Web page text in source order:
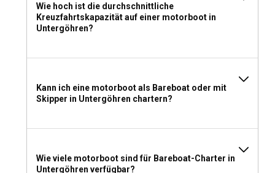
Wie hoch ist die durchschnittliche
Kreuzfahrtskapazität auf einer motorboot in
Untergöhren?
Kann ich eine motorboot als Bareboat oder mit
Skipper in Untergöhren chartern?
Wie viele motorboot sind für Bareboat-Charter in
Untergöhren verfügbar?